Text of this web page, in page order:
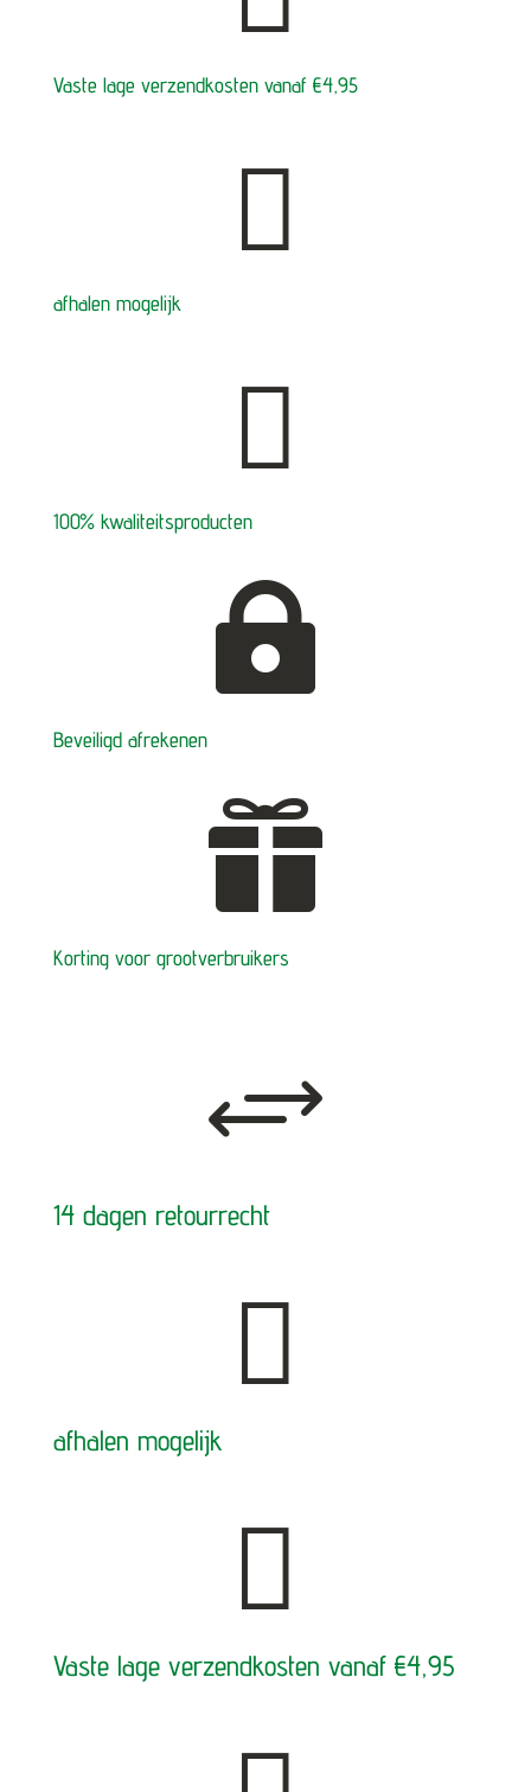
Vaste lage verzendkosten vanaf €4,95

afhalen mogelijk

100% kwaliteitsproducten

Beveiligd afrekenen

Korting voor grootverbruikers
+
14 dagen retourrecht

afhalen mogelijk

Vaste lage verzendkosten vanaf €4,95